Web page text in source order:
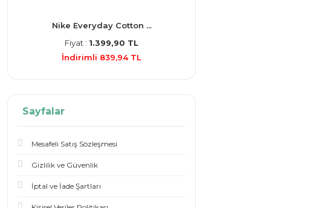
Nike Everyday Cotton ...
Fiyat : 1.399,90 TL
İndirimli 839,94 TL
Sayfalar
Mesafeli Satış Sözleşmesi
Gizlilik ve Güvenlik
İptal ve İade Şartları